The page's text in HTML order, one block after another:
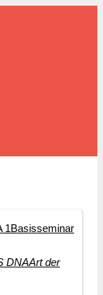
1Basisseminar
DNAArt der